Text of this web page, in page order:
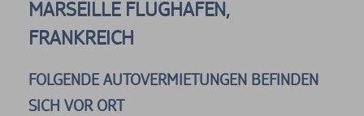
MARSEILLE FLUGHAFEN,
FRANKREICH
FOLGENDE AUTOVERMIETUNGEN BEFINDEN
SICH VOR ORT